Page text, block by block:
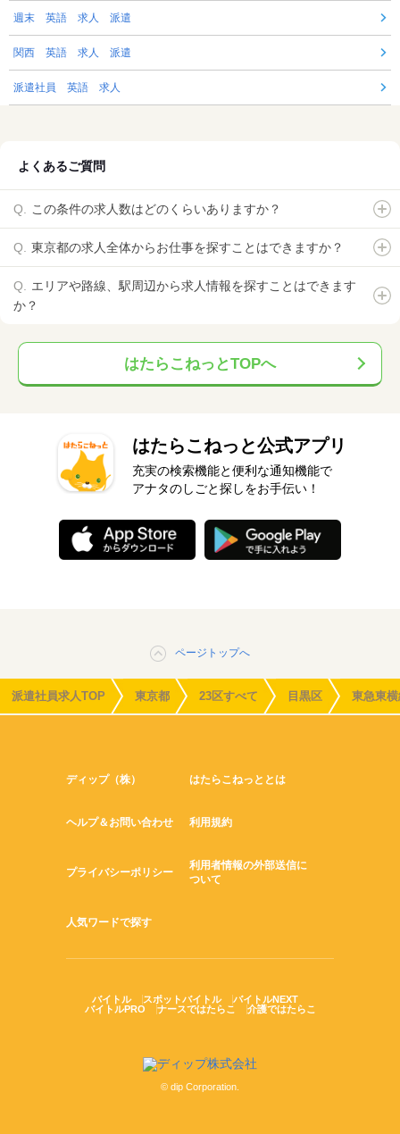
週末 英語 求人 派遣
関西 英語 求人 派遣
派遣社員 英語 求人
よくあるご質問
この条件の求人数はどのくらいありますか？
東京都の求人全体からお仕事を探すことはできますか？
エリアや路線、駅周辺から求人情報を探すことはできます
か？
はたらこねっとTOPへ
はたらこねっと公式アプリ
充実の検索機能と便利な通知機能で
アナタのしごと探しをお手伝い！
ページトップへ
派遣社員求人TOP 東京都 23区すべて 目黒区 東急東
ディップ（株） はたらこねっととは
ヘルプ＆お問い合わせ 利用規約
プライバシーポリシー
利用者情報の外部送信に
ついて
人気ワードで探す
バイトル スポットバイトル
バイトルNEXT
バイトルPRO
ナースではたらこ 介護ではたらこ
© dip Corporation.